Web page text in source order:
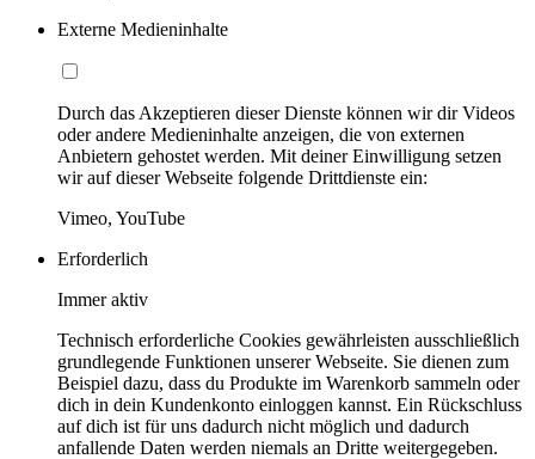
Externe Medieninhalte
Durch das Akzeptieren dieser Dienste können wir dir Videos
oder andere Medieninhalte anzeigen, die von externen
Anbietern gehostet werden. Mit deiner Einwilligung setzen
wir auf dieser Webseite folgende Drittdienste ein:
Vimeo, YouTube
Erforderlich
Immer aktiv
Technisch erforderliche Cookies gewährleisten ausschließlich
grundlegende Funktionen unserer Webseite. Sie dienen zum
Beispiel dazu, dass du Produkte im Warenkorb sammeln oder
dich in dein Kundenkonto einloggen kannst. Ein Rückschluss
auf dich ist für uns dadurch nicht möglich und dadurch
anfallende Daten werden niemals an Dritte weitergegeben.